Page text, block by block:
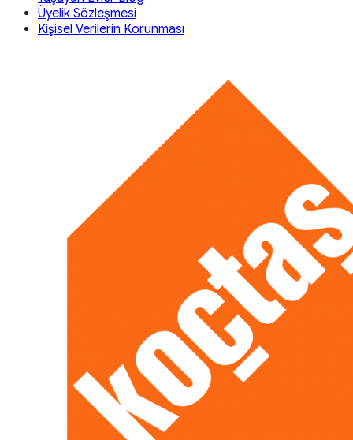
Üyelik Sözleşmesi
Kişisel Verilerin Korunması